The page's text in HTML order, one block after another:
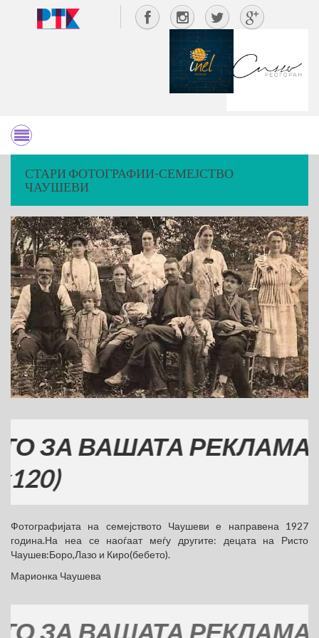
СТАРИ ФОТОГРАФИИ-СЕМЕЈСТВО
ЧАУШЕВИ
ВАШАТА РЕКЛАМА
Фотографијата на семејството Чаушеви е направена 1927
година.На неа се наоѓаат меѓу другите: децата на Ристо
Чаушев:Боро,Лазо и Киро(бебето).
Марионка Чаушева
ВАШАТА РЕКЛАМА